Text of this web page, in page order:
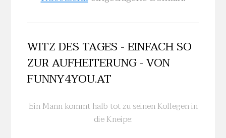
WITZ DES TAGES - EINFACH SO
ZUR AUFHEITERUNG - VON
FUNNY4YOU.AT
Ein Mann kommt halb tot zu seinen Kollegen in
die Kneipe: